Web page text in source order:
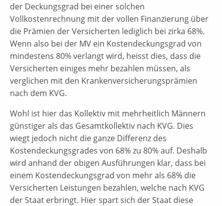
der Deckungsgrad bei einer solchen
Vollkostenrechnung mit der vollen Finanzierung über
die Prämien der Versicherten lediglich bei zirka 68%.
Wenn also bei der MV ein Kostendeckungsgrad von
mindestens 80% verlangt wird, heisst dies, dass die
Versicherten einiges mehr bezahlen müssen, als
verglichen mit den Krankenversicherungsprämien
nach dem KVG.
Wohl ist hier das Kollektiv mit mehrheitlich Männern
günstiger als das Gesamtkollektiv nach KVG. Dies
wiegt jedoch nicht die ganze Differenz des
Kostendeckungsgrades von 68% zu 80% auf. Deshalb
wird anhand der obigen Ausführungen klar, dass bei
einem Kostendeckungsgrad von mehr als 68% die
Versicherten Leistungen bezahlen, welche nach KVG
der Staat erbringt. Hier spart sich der Staat diese